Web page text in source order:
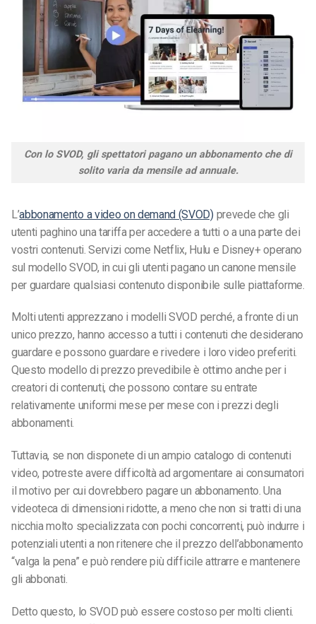
Con lo SVOD, gli spettatori pagano un abbonamento che di
solito varia da mensile ad annuale.
L’abbonamento a video on demand (SVOD)prevede che gli
utenti paghino una tariffa per accedere a tutti o a una parte dei
vostri contenuti. Servizi come Netflix, Hulu e Disney+ operano
sul modello SVOD, in cui gli utenti pagano un canone mensile
per guardare qualsiasi contenuto disponibile sulle piattaforme.
Molti utenti apprezzano i modelli SVOD perché, a fronte di un
unico prezzo, hanno accesso a tutti i contenuti che desiderano
guardare e possono guardare e rivedere i loro video preferiti.
Questo modello di prezzo prevedibile è ottimo anche per i
creatori di contenuti, che possono contare su entrate
relativamente uniformi mese per mese con i prezzi degli
abbonamenti.
Tuttavia, se non disponete di un ampio catalogo di contenuti
video, potreste avere difficoltà ad argomentare ai consumatori
il motivo per cui dovrebbero pagare un abbonamento. Una
videoteca di dimensioni ridotte, a meno che non si tratti di una
nicchia molto specializzata con pochi concorrenti, può indurre i
potenziali utenti a non ritenere che il prezzo dell’abbonamento
“valga la pena” e può rendere più difficile attrarre e mantenere
gli abbonati.
Detto questo, lo SVOD può essere costoso per molti clienti.